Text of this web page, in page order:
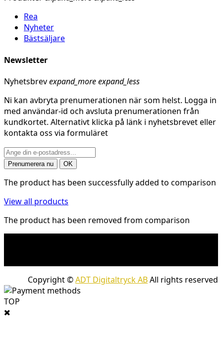
Rea
Nyheter
Bästsäljare
Newsletter
Nyhetsbrevexpand_moreexpand_less
Ni kan avbryta prenumerationen när som helst. Logga in
med användar-id och avsluta prenumerationen från
kundkortet. Alternativt klicka på länk i nyhetsbrevet eller
kontakta oss via formuläret
The product has been successfully added to comparison
View all products
The product has been removed from comparison
Copyright ©ADT Digitaltryck ABAll rights reserved
TOP